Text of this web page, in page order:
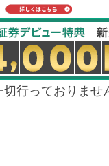
行っておりませ